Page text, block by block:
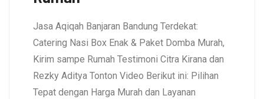
Jasa Aqiqah Banjaran Bandung Terdekat:
Catering Nasi Box Enak & Paket Domba Murah,
Kirim sampe Rumah Testimoni Citra Kirana dan
Rezky Aditya Tonton Video Berikut ini: Pilihan
Tepat dengan Harga Murah dan Layanan